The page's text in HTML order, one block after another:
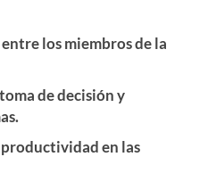
los miembros de la
de decisión y
en las